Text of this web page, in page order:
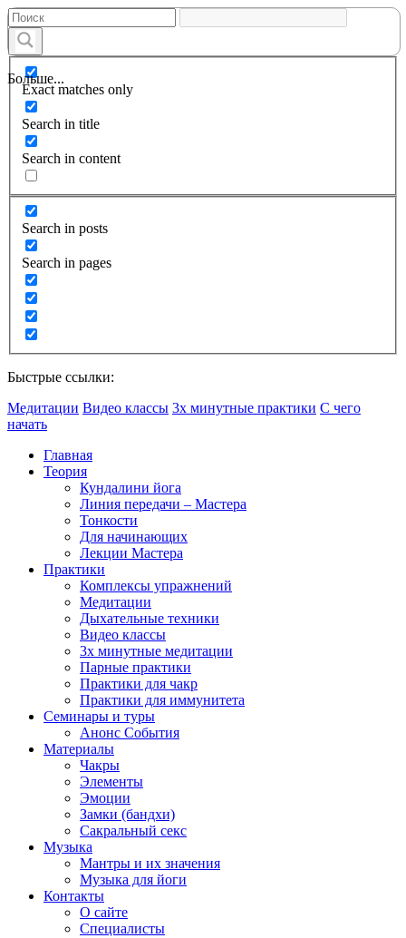
Больше...
Exact matches only
Search in title
Search in content
Search in posts
Search in pages
Быстрые ссылки:
Медитации Видео классы 3х минутные практики С чего
начать
Главная
Теория
Кундалини йога
Линия передачи – Мастера
Тонкости
Для начинающих
Лекции Мастера
Практики
Комплексы упражнений
Медитации
Дыхательные техники
Видео классы
3х минутные медитации
Парные практики
Практики для чакр
Практики для иммунитета
Семинары и туры
Анонс События
Материалы
Чакры
Элементы
Эмоции
Замки (бандхи)
Сакральный секс
Музыка
Мантры и их значения
Музыка для йоги
Контакты
О сайте
Специалисты